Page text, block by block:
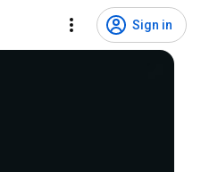
Sign in